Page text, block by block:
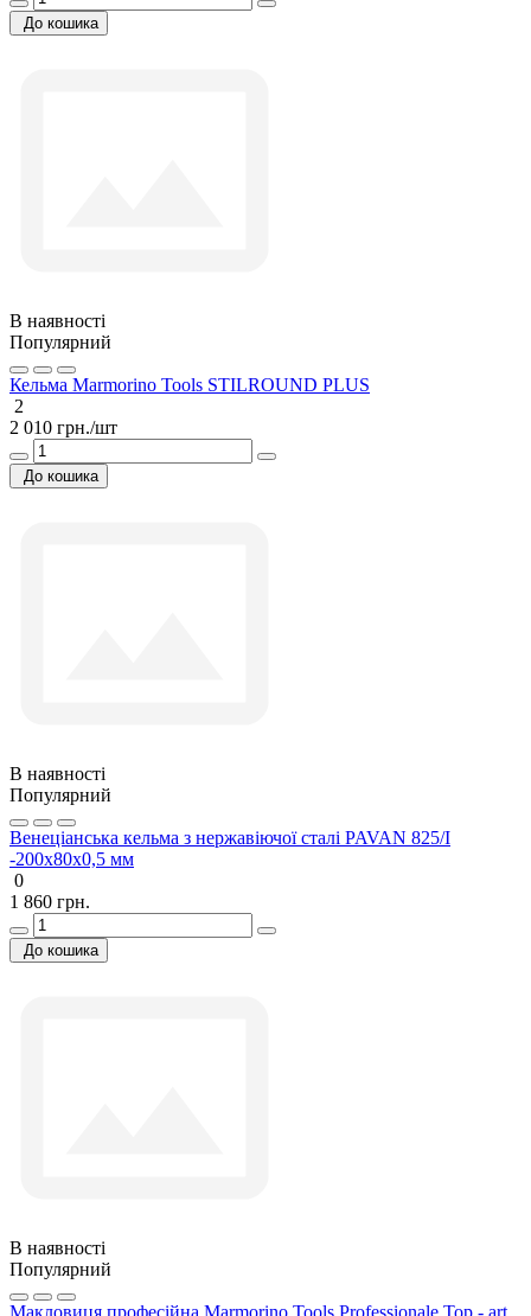
До кошика
В наявності
Популярний
Кельма Marmorino Tools STILROUND PLUS
2
2 010 грн./шт
До кошика
В наявності
Популярний
Венеціанська кельма з нержавіючої сталі PAVAN 825/I
-200х80х0,5 мм
0
1 860 грн.
До кошика
В наявності
Популярний
Макловиця професійна Marmorino Tools Professionale Top - art